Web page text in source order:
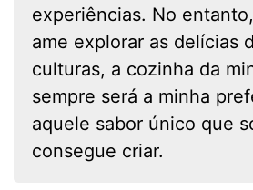
experiências. No
ame explorar as delícias
culturas, a cozinha da
sempre será a minha
aquele sabor único que
consegue criar.